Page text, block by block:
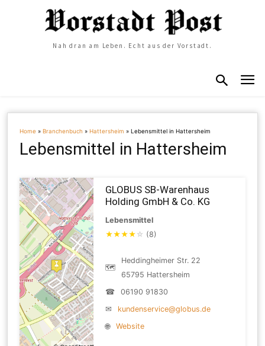
Nah dran am Leben. Echt aus der Vorstadt.
Home »Branchenbuch »Hattersheim »Lebensmittel in Hattersheim
Lebensmittel in Hattersheim
GLOBUS SB-Warenhaus
Holding GmbH & Co. KG
Lebensmittel
★★★★ ☆ (8)
🗺
Heddingheimer Str. 22
65795 Hattersheim
☎
06190 91830
✉
kundenservice@globus.de
🌐
Website